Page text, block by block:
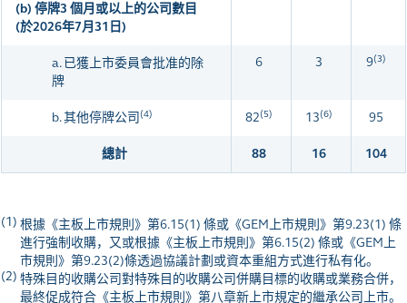
(b) 停牌3 個月或以上的公司數目
(於2026年7月31日)
a. 已獲上市委員會批准的除
牌
6 3 9(3)
b. 其他停牌公司 (4) 82(5) 13(6) 95
總計 88 16 104
(1) 根據《主板上市規則》第6.15(1) 條或《GEM上市規則》第9.23(1) 條
進行強制收購，又或根據《主板上市規則》第6.15(2) 條或《GEM上
市規則》第9.23(2)條透過協議計劃或資本重組方式進行私有化。
(2) 特殊目的收購公司對特殊目的收購公司併購目標的收購或業務合併，
最終促成符合《主板上市規則》第八章新上市規定的繼承公司上市。